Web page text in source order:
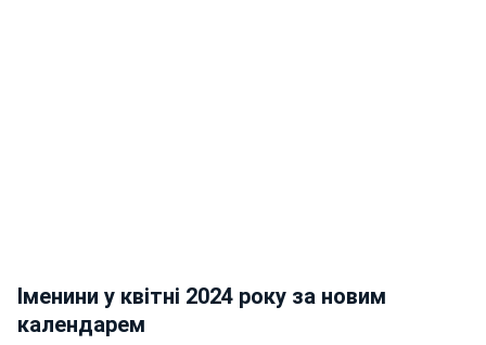
Іменини у квітні 2024 року за новим
календарем